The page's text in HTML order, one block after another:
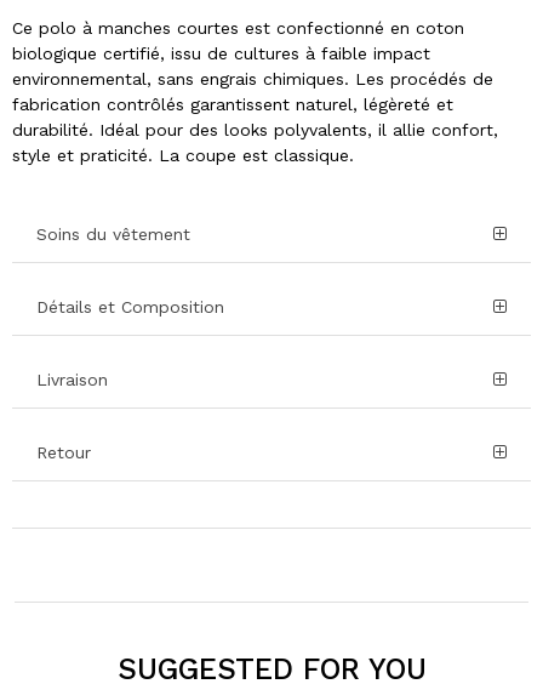
Ce polo à manches courtes est confectionné en coton
biologique certifié, issu de cultures à faible impact
environnemental, sans engrais chimiques. Les procédés de
fabrication contrôlés garantissent naturel, légèreté et
durabilité. Idéal pour des looks polyvalents, il allie confort,
style et praticité. La coupe est classique.
Soins du vêtement
Détails et Composition
Livraison
Retour
SUGGESTED FOR YOU